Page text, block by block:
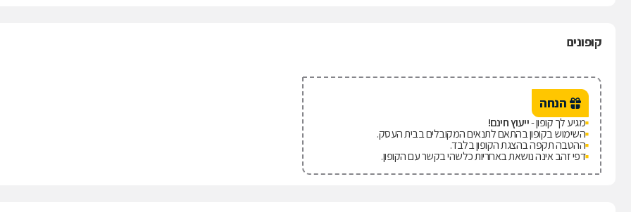
קופונים
הנחה
מגיע לך קופון -ייעוץ חינם!
השימוש בקופון בהתאם לתנאים המקובלים בבית העסק.
ההטבה תקפה בהצגת הקופון בלבד.
דפי זהב אינה נושאת באחריות כלשהי בקשר עם הקופון.